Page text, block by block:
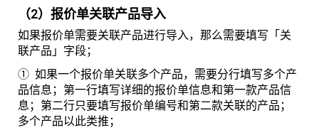
（2）报价单关联产品导入
如果报价单需要关联产品进行导入，那么需要填写「关
联产品」字段；
① 如果一个报价单关联多个产品，需要分行填写多个产
品信息；第一行填写详细的报价单信息和第一款产品信
息；第二行只要填写报价单编号和第二款关联的产品；
多个产品以此类推；